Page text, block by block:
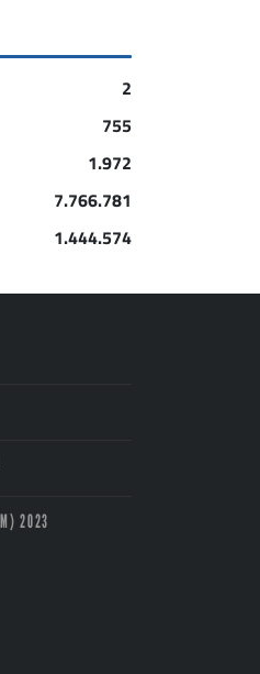
2
755
1.972
7.766.781
1.444.574
2023